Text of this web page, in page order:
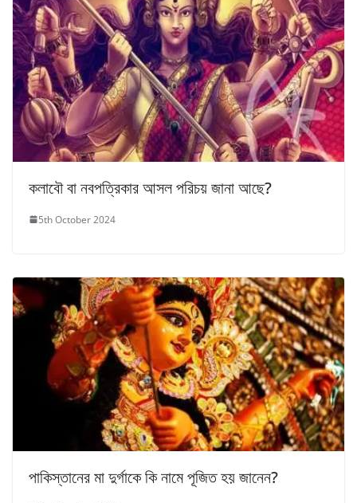
কলাবৌ বা নবপত্রিকার আসল পরিচয় জানা আছে?
5th October 2024
পাকিস্তানের মা দুর্গাকে কি নামে পূজিত হয় জানেন?